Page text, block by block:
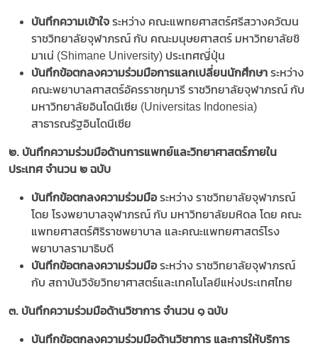
บันทึกความเข้าใจ ระหว่าง คณะแพทยศาสตร์ศรีสวางควัฒน
ราชวิทยาลัยจุฬาภรณ์ กับ คณะมนุษยศาสตร์ มหาวิทยาลัยชิ
มาเน่ (Shimane University) ประเทศญี่ปุ่น
บันทึกข้อตกลงความร่วมมือการแลกเปลี่ยนนักศึกษา ระหว่าง
คณะพยาบาลศาสตร์อัครราชกุมารี ราชวิทยาลัยจุฬาภรณ์ กับ
มหาวิทยาลัยอินโดนีเซีย (Universitas Indonesia)
สาธารณรัฐอินโดนีเซีย
๒. บันทึกความร่วมมือด้านการแพทย์และวิทยาศาสตร์ภายใน
ประเทศ จำนวน ๒ ฉบับ
บันทึกข้อตกลงความร่วมมือระหว่าง ราชวิทยาลัยจุฬาภรณ์
โดย โรงพยาบาลจุฬาภรณ์ กับ มหาวิทยาลัยมหิดล โดย คณะ
แพทยศาสตร์ศิริราชพยาบาล และคณะแพทยศาสตร์โรง
พยาบาลรามาธิบดี
บันทึกข้อตกลงความร่วมมือระหว่าง ราชวิทยาลัยจุฬาภรณ์
กับ สถาบันวิจัยวิทยาศาสตร์และเทคโนโลยีแห่งประเทศไทย
๓. บันทึกความร่วมมือด้านวิชาการ จำนวน ๑ ฉบับ
บันทึกข้อตกลงความร่วมมือด้านวิชาการ และการให้บริการ